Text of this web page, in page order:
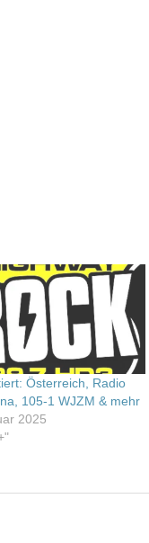
Österreich, Radio
105-1 WJZM & mehr
2025